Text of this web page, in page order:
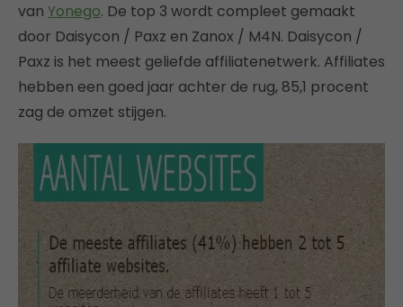
van Yonego. De top 3 wordt compleet gemaakt
door Daisycon / Paxz en Zanox / M4N. Daisycon /
Paxz is het meest geliefde affiliatenetwerk. Affiliates
hebben een goed jaar achter de rug, 85,1 procent
zag de omzet stijgen.